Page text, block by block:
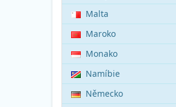
Malta
Maroko
Monako
Namíbie
Německo